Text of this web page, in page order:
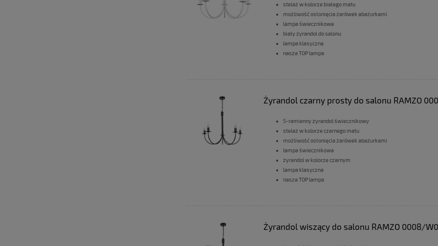
stelaż w kolorze białego matu
możliwość osłonięcia żarówek abażurkami
lampa świecznikowa
biały żyrandol do salonu
lampa klasyczna
nasza TOP lampa
Żyrandol czarny prosty do salonu RAMZO
5-ramienny żyrandol świecznikowy
stelaż w kolorze czarnego matu
możliwość osłonięcia żarówek abażurkami
lampa świecznikowa
żyrandol w kolorze czarnym
lampa klasyczna
nasza TOP lampa
Żyrandol wiszący do salonu RAMZO 0008/